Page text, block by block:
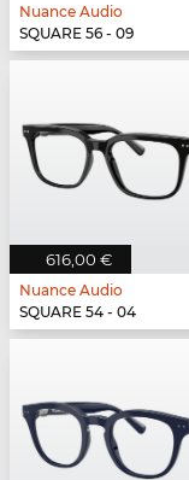
Nuance Audio
SQUARE 56 - 09
616,00 €
Nuance Audio
SQUARE 54 - 04